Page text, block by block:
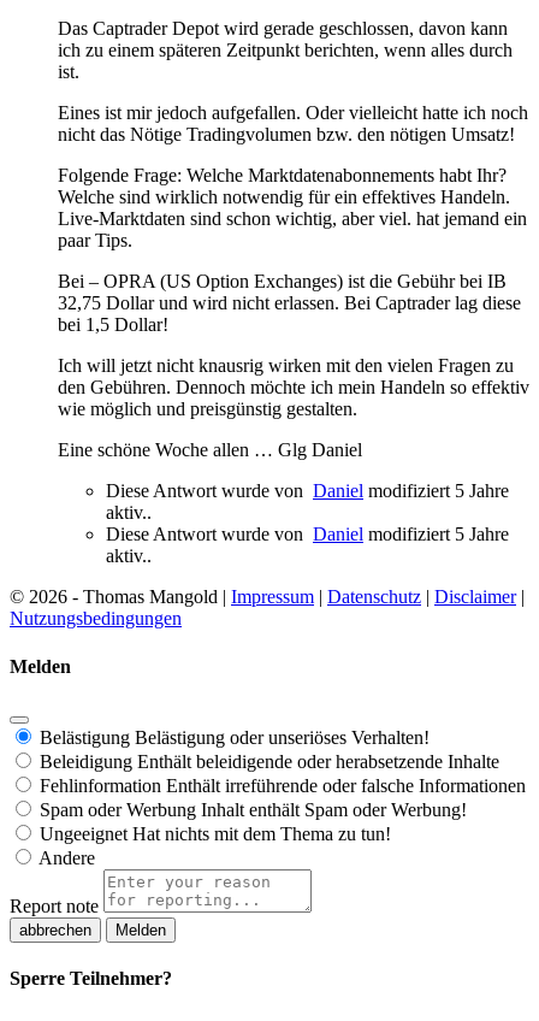
Das Captrader Depot wird gerade geschlossen, davon kann
ich zu einem späteren Zeitpunkt berichten, wenn alles durch
ist.
Eines ist mir jedoch aufgefallen. Oder vielleicht hatte ich noch
nicht das Nötige Tradingvolumen bzw. den nötigen Umsatz!
Folgende Frage: Welche Marktdatenabonnements habt Ihr?
Welche sind wirklich notwendig für ein effektives Handeln.
Live-Marktdaten sind schon wichtig, aber viel. hat jemand ein
paar Tips.
Bei – OPRA (US Option Exchanges) ist die Gebühr bei IB
32,75 Dollar und wird nicht erlassen. Bei Captrader lag diese
bei 1,5 Dollar!
Ich will jetzt nicht knausrig wirken mit den vielen Fragen zu
den Gebühren. Dennoch möchte ich mein Handeln so effektiv
wie möglich und preisgünstig gestalten.
Eine schöne Woche allen … Glg Daniel
Diese Antwort wurde von Daniel modifiziert 5 Jahre
aktiv..
Diese Antwort wurde von Daniel modifiziert 5 Jahre
aktiv..
© 2026 - Thomas Mangold | Impressum | Datenschutz | Disclaimer|
Nutzungsbedingungen
Melden
Belästigung Belästigung oder unseriöses Verhalten!
Beleidigung Enthält beleidigende oder herabsetzende Inhalte
Fehlinformation Enthält irreführende oder falsche Informationen
Spam oder Werbung Inhalt enthält Spam oder Werbung!
Ungeeignet Hat nichts mit dem Thema zu tun!
Andere
Report note
Melden
Sperre Teilnehmer?